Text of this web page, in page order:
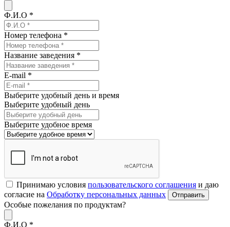
Ф.И.О *
Номер телефона *
Название заведения *
E-mail *
Выберите удобный день и время
Выберите удобный день
Выберите удобное время
Принимаю условия пользовательского соглашения и даю
согласие на Обработку персональных данных Отправить
Особые пожелания по продуктам?
Ф.И.О *